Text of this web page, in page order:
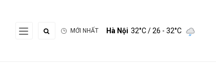
MỚI NHẤT Hà Nội 32°C/ 26 - 32°C